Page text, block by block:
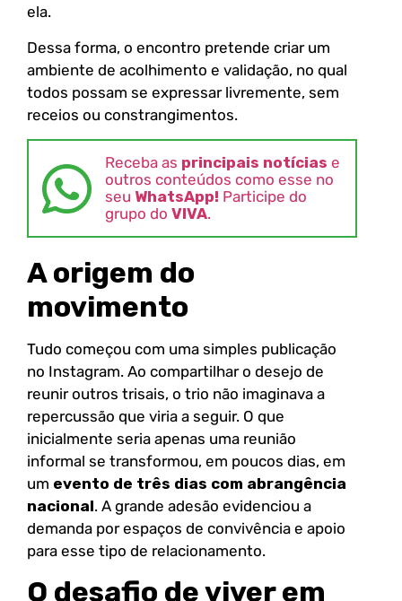
ela.
Dessa forma, o encontro pretende criar um
ambiente de acolhimento e validação, no qual
todos possam se expressar livremente, sem
receios ou constrangimentos.
Receba as principais notícias e
outros conteúdos como esse no
seu WhatsApp! Participe do
grupo do VIVA.
A origem do
movimento
Tudo começou com uma simples publicação
no Instagram. Ao compartilhar o desejo de
reunir outros trisais, o trio não imaginava a
repercussão que viria a seguir. O que
inicialmente seria apenas uma reunião
informal se transformou, em poucos dias, em
um evento de três dias com abrangência
nacional. A grande adesão evidenciou a
demanda por espaços de convivência e apoio
para esse tipo de relacionamento.
O desafio de viver em